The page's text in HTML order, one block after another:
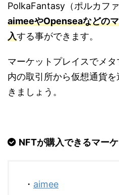
PolkaFantasy（ポルカフ
aimeeやOpenseaなどの
入する事ができます。
マーケットプレイスでメ
内の取引所から仮想通貨
きましょう。
NFTが購入できるマー
・ aimee